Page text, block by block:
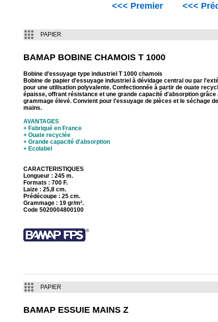
<<< Premier <<<
PAPIER
BAMAP BOBINE CHAMOIS T 1000
Bobine d'essuyage type industriel T 1000 chamois
Bobine de papier d'essuyage industriel à dévidage central ou par
pour une utilisation polyvalente. Confectionnée à partir de ouate
épaisse, offrant résistance et une grande capacité d'absorption grâce
grammage élevé. Convient pour l'essuyage de pièces et le séchage
mains.
AVANTAGES
+ Fabriqué en France
+ Ouate recyclée
+ Grande capacité d'absorption
+ Ecolabel
CARACTERISTIQUES
Longueur : 245 m.
Formats : 700 F.
Laize : 25,8 cm.
Prédécoupe : 25 cm.
Grammage : 19 gr/m².
Code 5020004800100
PAPIER
BAMAP ESSUIE MAINS Z